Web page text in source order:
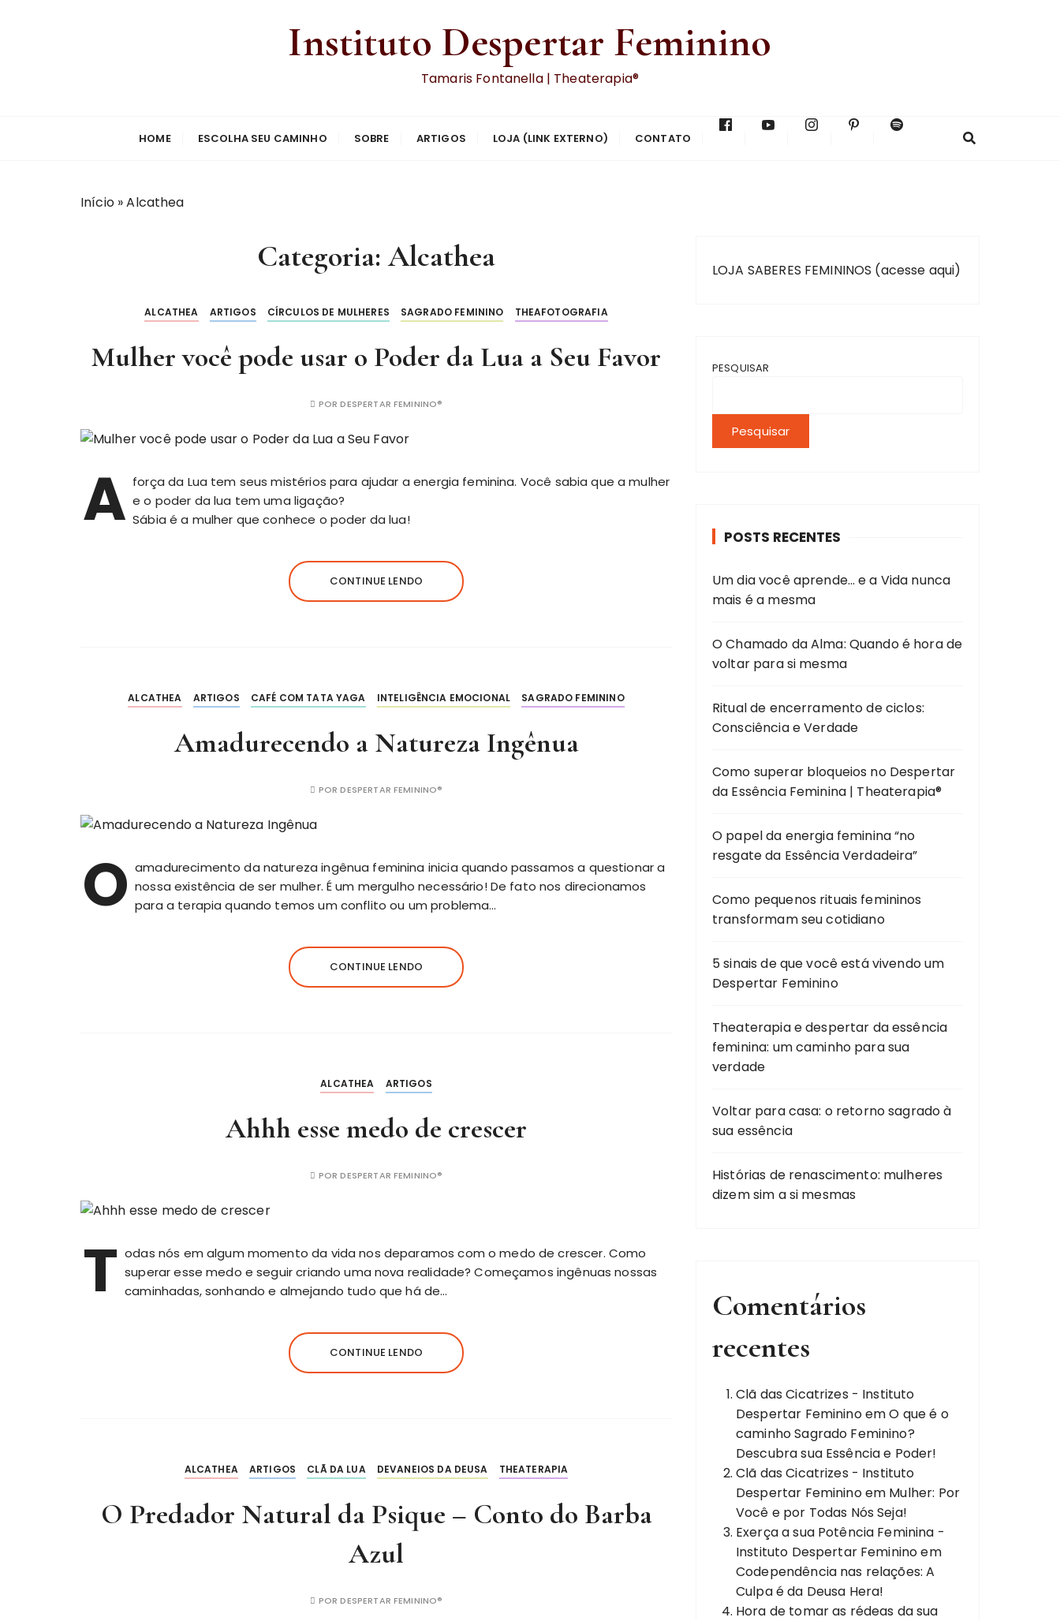
Instituto Despertar Feminino
Tamaris Fontanella | Theaterapia®
HOME ESCOLHA SEU CAMINHO SOBRE ARTIGOS LOJA (LINK EXTERNO) CONTATO
Início»Alcathea
Categoria:Alcathea
ALCATHEA ARTIGOS CÍRCULOS DE MULHERES SAGRADO FEMININO THEAFOTOGRAFIA
Mulher você pode usar o Poder da Lua a Seu Favor
PORDESPERTAR FEMININO®
A força da Lua tem seus mistérios para ajudar a energia feminina. Você sabia que a mulher
e o poder da lua tem uma ligação?
Sábia é a mulher que conhece o poder da lua!
CONTINUE LENDO
ALCATHEA ARTIGOS CAFÉ COM TATA YAGA INTELIGÊNCIA EMOCIONAL SAGRADO FEMININO
Amadurecendo a Natureza Ingênua
PORDESPERTAR FEMININO®
O amadurecimento da natureza ingênua feminina inicia quando passamos a questionar a
nossa existência de ser mulher. É um mergulho necessário! De fato nos direcionamos
para a terapia quando temos um conflito ou um problema…
CONTINUE LENDO
ALCATHEA ARTIGOS
Ahhh esse medo de crescer
PORDESPERTAR FEMININO®
T odas nós em algum momento da vida nos deparamos com o medo de crescer. Como
superar esse medo e seguir criando uma nova realidade? Começamos ingênuas nossas
caminhadas, sonhando e almejando tudo que há de…
CONTINUE LENDO
ALCATHEA ARTIGOS CLÃ DA LUA DEVANEIOS DA DEUSA THEATERAPIA
O Predador Natural da Psique – Conto do Barba
Azul
PORDESPERTAR FEMININO®
LOJA SABERES FEMININOS (acesse aqui)
PESQUISAR
Pesquisar
POSTS RECENTES
Um dia você aprende… e a Vida nunca
mais é a mesma
O Chamado da Alma: Quando é hora de
voltar para si mesma
Ritual de encerramento de ciclos:
Consciência e Verdade
Como superar bloqueios no Despertar
da Essência Feminina | Theaterapia®
O papel da energia feminina “no
resgate da Essência Verdadeira”
Como pequenos rituais femininos
transformam seu cotidiano
5 sinais de que você está vivendo um
Despertar Feminino
Theaterapia e despertar da essência
feminina: um caminho para sua
verdade
Voltar para casa: o retorno sagrado à
sua essência
Histórias de renascimento: mulheres
dizem sim a si mesmas
Comentários
recentes
Clã das Cicatrizes - Instituto
Despertar FemininoemO que é o
caminho Sagrado Feminino?
Descubra sua Essência e Poder!
Clã das Cicatrizes - Instituto
Despertar Femininoem Mulher: Por
Você e por Todas Nós Seja!
Exerça a sua Potência Feminina -
Instituto Despertar Femininoem
Codependência nas relações: A
Culpa é da Deusa Hera!
Hora de tomar as rédeas da sua